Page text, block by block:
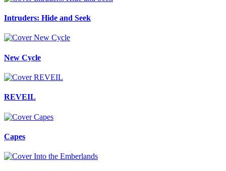
Intruders: Hide and Seek
New Cycle
REVEIL
Capes